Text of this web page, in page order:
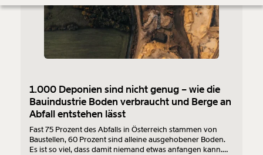
1.000 Deponien sind nicht genug – wie die
Bauindustrie Boden verbraucht und Berge an
Abfall entstehen lässt
Fast 75 Prozent des Abfalls in Österreich stammen von
Baustellen, 60 Prozent sind alleine ausgehobener Boden.
Es ist so viel, dass damit niemand etwas anfangen kann.